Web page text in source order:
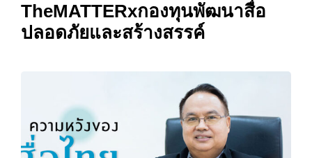
TheMATTERxกองทุนพัฒนาสื่อ
ปลอดภัยและสร้างสรรค์